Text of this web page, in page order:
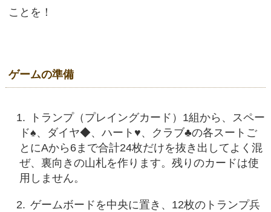
ことを！
ゲームの準備
トランプ（プレイングカード）1組から、スペー
ド♠、ダイヤ◆、ハート♥、クラブ♣の各スートご
とにAから6まで合計24枚だけを抜き出してよく混
ぜ、裏向きの山札を作ります。残りのカードは使
用しません。
ゲームボードを中央に置き、12枚のトランプ兵